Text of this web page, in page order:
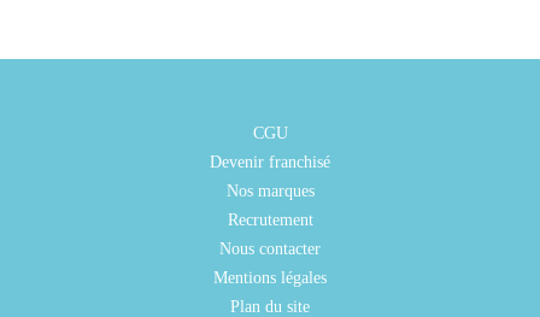
CGU
Devenir franchisé
Nos marques
Recrutement
Nous contacter
Mentions légales
Plan du site